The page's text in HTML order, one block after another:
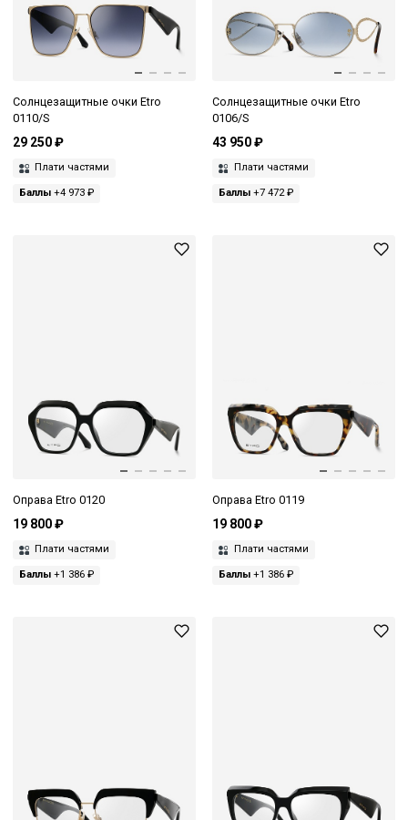
Солнцезащитные очки Etro
0110/S
29 250 ₽
Плати частями
Баллы +4 973 ₽
Солнцезащитные очки Etro
0106/S
43 950 ₽
Плати частями
Баллы+7 472 ₽
Оправа Etro 0120
19 800 ₽
Плати частями
Баллы +1 386 ₽
Оправа Etro 0119
19 800 ₽
Плати частями
Баллы+1 386 ₽